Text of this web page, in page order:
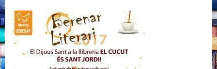
Berenar
literari
(de
la
Llibreria